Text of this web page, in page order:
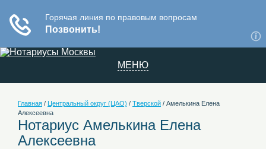
МЕНЮ
Главная / Центральный округ (ЦАО) / Тверской / Амелькина Елена
Алексеевна
Нотариус Амелькина Елена
Алексеевна